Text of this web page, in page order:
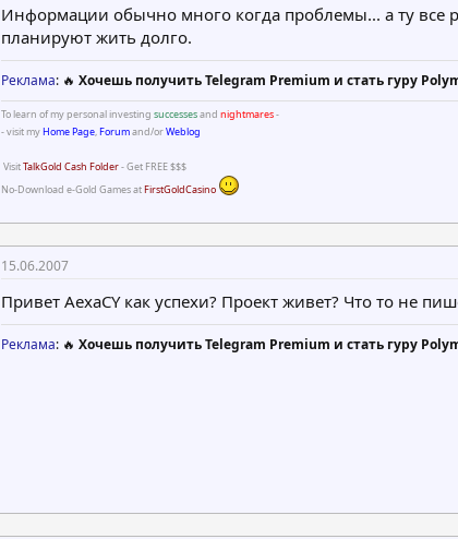
Информации обычно много когда проблемы... а ту все
планируют жить долго.
Реклама: 🔥 Хочешь получить Telegram Premium и стать гуру
To learn of my personal investing successesand nightmares-
- visit myHome Page Forumand/orWeblog
VisitTalkGold Cash Folder- Get FREE $$$
No-Download e-Gold Games atFirstGoldCasino
15.06.2007
Привет AexaCY как успехи? Проект живет? Что то не
Реклама: 🔥 Хочешь получить Telegram Premium и стать гуру